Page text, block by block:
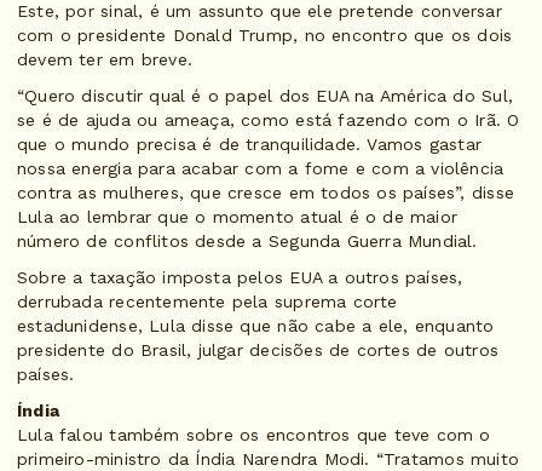
Este, por sinal, é um assunto que ele pretende conversar
com o presidente Donald Trump, no encontro que os dois
devem ter em breve.
“Quero discutir qual é o papel dos EUA na América do Sul,
se é de ajuda ou ameaça, como está fazendo com o Irã. O
que o mundo precisa é de tranquilidade. Vamos gastar
nossa energia para acabar com a fome e com a violência
contra as mulheres, que cresce em todos os países”, disse
Lula ao lembrar que o momento atual é o de maior
número de conflitos desde a Segunda Guerra Mundial.
Sobre a taxação imposta pelos EUA a outros países,
derrubada recentemente pela suprema corte
estadunidense, Lula disse que não cabe a ele, enquanto
presidente do Brasil, julgar decisões de cortes de outros
países.
Índia
Lula falou também sobre os encontros que teve com o
primeiro-ministro da Índia Narendra Modi. “Tratamos muito